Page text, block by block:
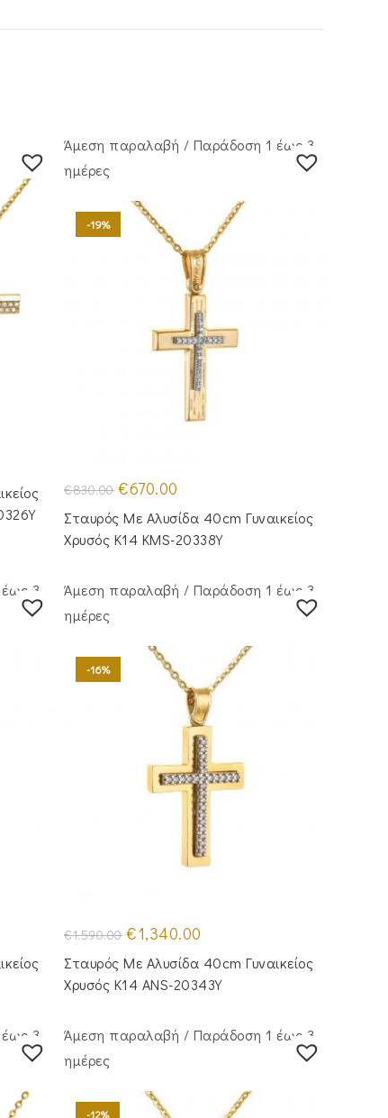
Άμεση παραλαβή / Παράδoση 1 έως 3
ημέρες
-19%
€830.00 Original
price
was:
€830.00.
€670.00
τιμή
είναι:
€670.00.
Σταυρός Με Αλυσίδα 40cm Γυναικείος
Χρυσός Κ14 KMS-20338Y
3
Άμεση παραλαβή / Παράδoση 1 έως 3
ημέρες
-16%
€1,590.00 Original
price
was:
€1,590.00.
€1,340.00
τιμή
είναι:
€1,340.00.
Σταυρός Με Αλυσίδα 40cm Γυναικείος
Χρυσός Κ14 ANS-20343Y
3
Άμεση παραλαβή / Παράδoση 1 έως 3
ημέρες
-12%